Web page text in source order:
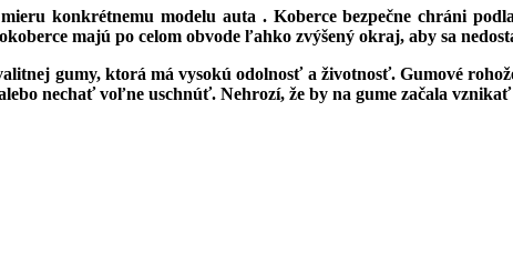
konkrétnemu modelu auta . Koberce bezpečne chráni
majú po celom obvode ľahko zvýšený okraj, aby sa
gumy, ktorá má vysokú odolnosť a životnosť. Gumové
nechať voľne uschnúť. Nehrozí, že by na gume začala